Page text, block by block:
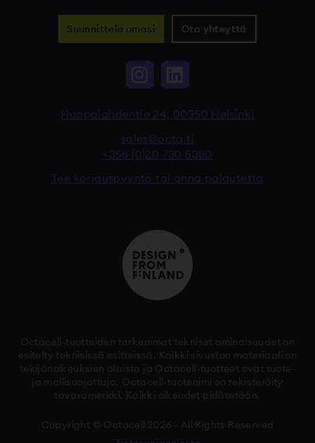
Suunnittele omasi Ota yhteyttä
Instagram, Linkki
LinkedIn, Linkki
Huopalahdentie 24, 00350 Helsinki
sales@octa.fi
+358 (0)20 730 5380
Tee korjauspyyntö tai anna palautetta